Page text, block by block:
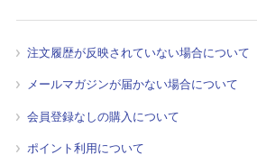
注文履歴が反映されていない場合について
メールマガジンが届かない場合について
会員登録なしの購入について
ポイント利用について